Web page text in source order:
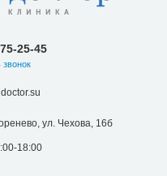
25-45
звонок
ул. Чехова, 16б
18:00